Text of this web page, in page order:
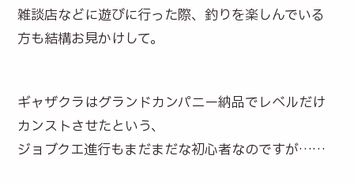
雑談店などに遊びに行った際、釣りを楽しんでいる
方も結構お見かけして。
ギャザクラはグランドカンパニー納品でレベルだけ
カンストさせたという、
ジョブクエ進行もまだまだな初心者なのですが……